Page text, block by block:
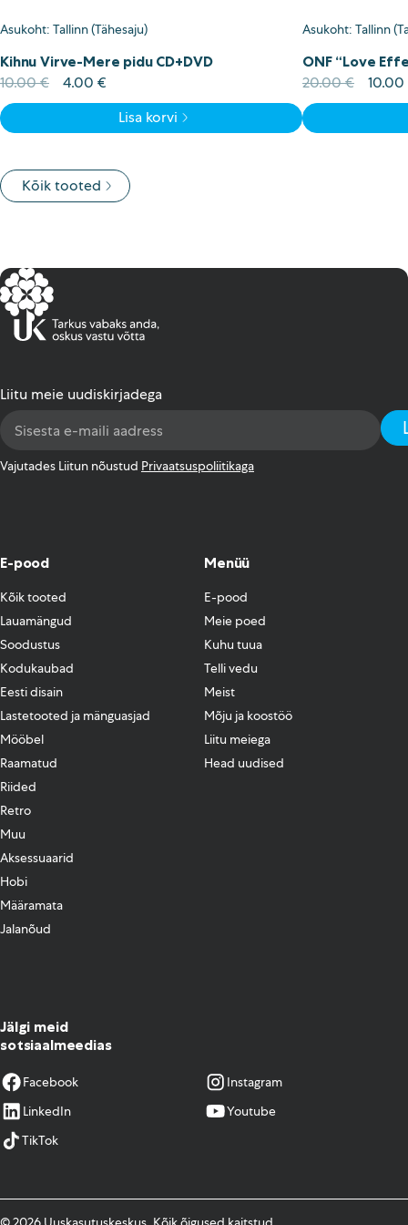
Asukoht: Tallinn (Tähesaju)
Kihnu Virve-Mere pidu CD+DVD
10.00€
Algne
hind
10.00 €.
4.00 €
price
4.00 €.
Lisa korvi
Asukoht: Tallinn
ONF “Love
20.00€
Algne
hind
10.00
Kõik tooted
Liitu meie uudiskirjadega
Address
Vajutades Liitun nõustud Privaatsuspoliitikaga
E-pood
Kõik tooted
Lauamängud
Soodustus
Kodukaubad
Eesti disain
Lastetooted ja mänguasjad
Mööbel
Raamatud
Riided
Retro
Muu
Aksessuaarid
Hobi
Määramata
Jalanõud
Menüü
E-pood
Meie poed
Kuhu tuua
Telli vedu
Meist
Mõju ja koostöö
Liitu meiega
Head uudised
Jälgi meid
sotsiaalmeedias
Facebook
Instagram
LinkedIn
Youtube
TikTok